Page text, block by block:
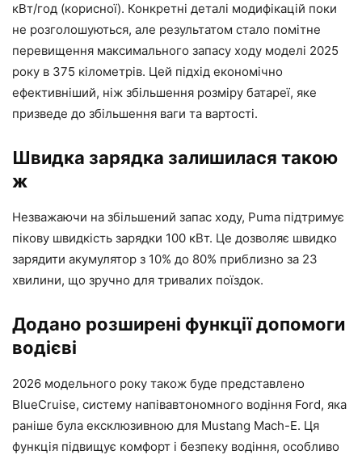
кВт/год (корисної). Конкретні деталі модифікацій поки
не розголошуються, але результатом стало помітне
перевищення максимального запасу ходу моделі 2025
року в 375 кілометрів. Цей підхід економічно
ефективніший, ніж збільшення розміру батареї, яке
призведе до збільшення ваги та вартості.
Швидка зарядка залишилася такою
ж
Незважаючи на збільшений запас ходу, Puma підтримує
пікову швидкість зарядки 100 кВт. Це дозволяє швидко
зарядити акумулятор з 10% до 80% приблизно за 23
хвилини, що зручно для тривалих поїздок.
Додано розширені функції допомоги
водієві
2026 модельного року також буде представлено
BlueCruise, систему напівавтономного водіння Ford, яка
раніше була ексклюзивною для Mustang Mach-E. Ця
функція підвищує комфорт і безпеку водіння, особливо